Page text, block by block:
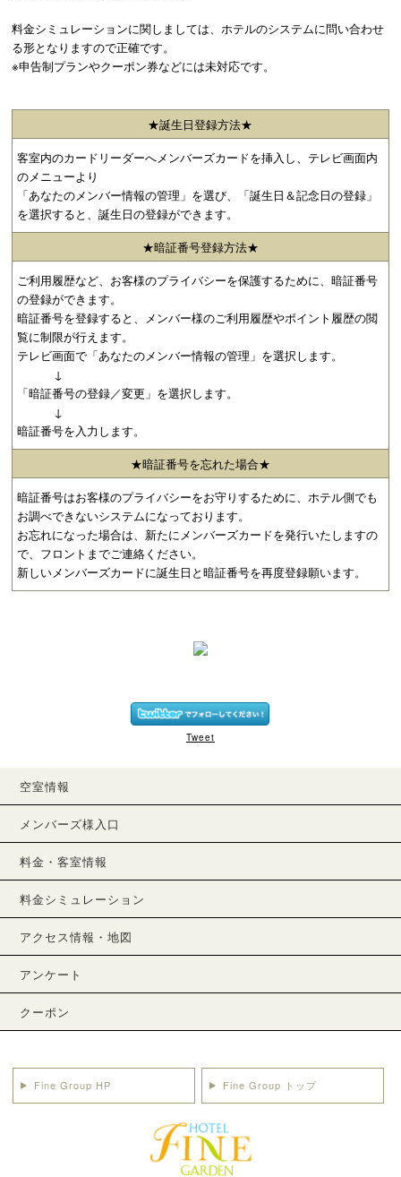
料金シミュレーションに関しましては、ホテルのシステムに問い合わせ
る形となりますので正確です。
※申告制プランやクーポン券などには未対応です。
★誕生日登録方法★
客室内のカードリーダーへメンバーズカードを挿入し、テレビ画面内
のメニューより
「あなたのメンバー情報の管理」を選び、「誕生日＆記念日の登録」
を選択すると、誕生日の登録ができます。
★暗証番号登録方法★
ご利用履歴など、お客様のプライバシーを保護するために、暗証番号
の登録ができます。
暗証番号を登録すると、メンバー様のご利用履歴やポイント履歴の閲
覧に制限が行えます。
テレビ画面で「あなたのメンバー情報の管理」を選択します。
↓
「暗証番号の登録／変更」を選択します。
↓
暗証番号を入力します。
★暗証番号を忘れた場合★
暗証番号はお客様のプライバシーをお守りするために、ホテル側でも
お調べできないシステムになっております。
お忘れになった場合は、新たにメンバーズカードを発行いたしますの
で、フロントまでご連絡ください。
新しいメンバーズカードに誕生日と暗証番号を再度登録願います。
Tweet
空室情報
メンバーズ様入口
料金・客室情報
料金シミュレーション
アクセス情報・地図
アンケート
クーポン
Fine Group HP Fine Group トップ